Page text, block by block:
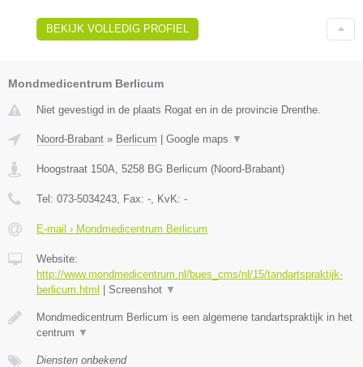
BEKIJK VOLLEDIG PROFIEL
Mondmedicentrum Berlicum
Niet gevestigd in de plaats Rogat en in de provincie Drenthe.
Noord-Brabant » Berlicum | Google maps ▼
Hoogstraat 150A 5258 BG Berlicum (Noord-Brabant)
Tel: 073-5034243 , Fax: - , KvK: -
E-mail › Mondmedicentrum Berlicum
Website:
http://www.mondmedicentrum.nl/bues_cms/nl/15/tandartspraktijk-
berlicum.html | Screenshot ▼
Mondmedicentrum Berlicum is een algemene tandartspraktijk in het
centrum ▼
Diensten onbekend